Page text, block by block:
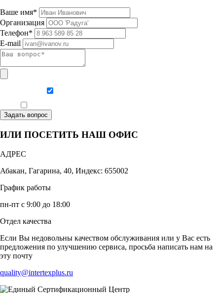
Ваше имя*
Организация
Телефон*
E-mail
Задать вопрос
ИЛИ ПОСЕТИТЬ НАШ ОФИС
АДРЕС
Абакан, Гагарина, 40, Индекс: 655002
График работы
пн-пт с 9:00 до 18:00
Отдел качества
Если Вы недовольны качеством обслуживания или у Вас есть
предложения по улучшению сервиса, просьба написать нам на
эту почту
quality@intertexplus.ru